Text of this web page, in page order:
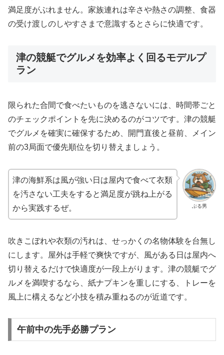
満足度がぶれません。家族連れは辛さや熱さの調整、食器
の受け渡しのしやすさまで意識するとさらに快適です。
津の競艇でグルメを効率よく回るモデルプ
ラン
限られた合間で食べたいものを逃さないには、時間帯ごと
のチェックポイントを先に決めるのがコツです。津の競艇
でグルメを確実に確保するため、開門直後と昼前、メイン
前の3局面で優先順位を切り替えましょう。
ぶる男
津の海鮮系は風が強い日は屋内で食べて衣類
を汚さない工夫をすると満足度が跳ね上がる
から実践するぜ。
吹きこぼれや衣類の汚れは、せっかくの名物体験を台無し
にします。屋外は手軽で爽快ですが、風がある日は屋内へ
切り替えるだけで快適度が一段上がります。津の競艇でグ
ルメを満喫するなら、紙ナプキンを重しにする、トレーを
風上に構えるなど小技を積み重ねるのが近道です。
午前中の先手必勝プラン